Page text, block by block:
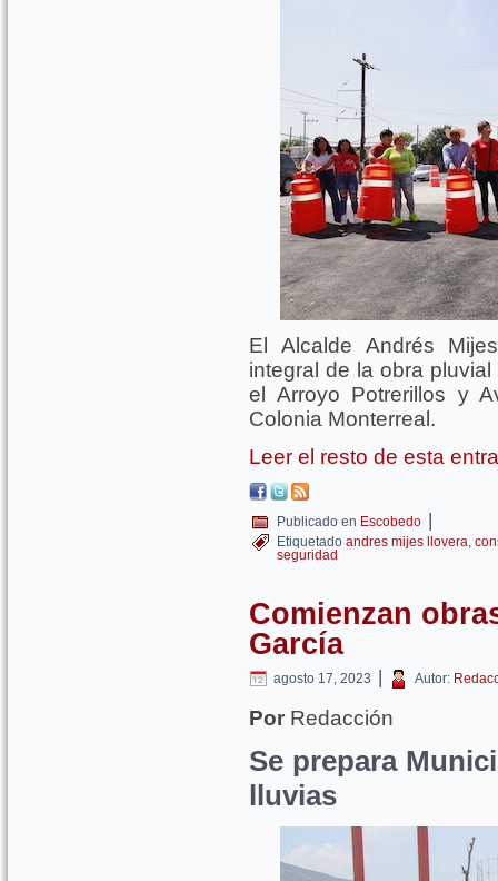
El Alcalde Andrés
integral de la obra
el Arroyo Potrerillos y
Colonia Monterreal.
Leer el resto de esta
Publicado en Escobedo |
Etiquetado andres mijes llovera,
seguridad
Comienzan
García
agosto 17, 2023 | Autor:
Por Redacción
Se prepara
lluvias